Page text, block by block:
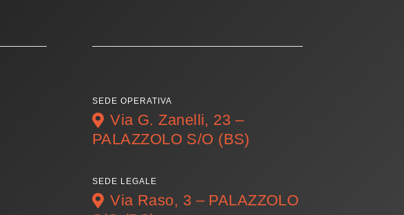
SEDE OPERATIVA
Via G. Zanelli, 23 –
PALAZZOLO S/O (BS)
SEDE LEGALE
Via Raso, 3 – PALAZZOLO